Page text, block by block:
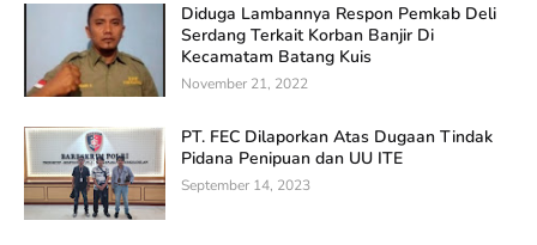
Diduga Lambannya Respon Pemkab Deli
Serdang Terkait Korban Banjir Di
Kecamatam Batang Kuis
November 21, 2022
PT. FEC Dilaporkan Atas Dugaan Tindak
Pidana Penipuan dan UU ITE
September 14, 2023